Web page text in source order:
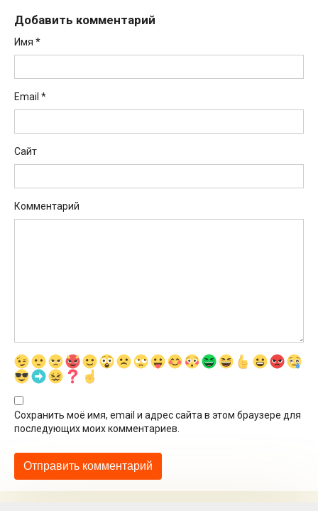
Добавить комментарий
Имя *
Email *
Сайт
Комментарий
Сохранить моё имя, email и адрес сайта в этом браузере для
последующих моих комментариев.